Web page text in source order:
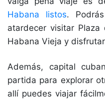
Habana listos.
atardecer visitar Plaza
Habana Vieja y
Además, capital
partida para explorar
allí puedes viajar